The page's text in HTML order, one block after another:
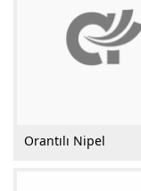
Orantılı Nipel